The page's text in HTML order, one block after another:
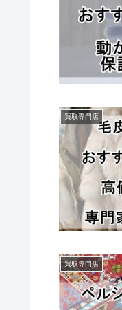
買取専門店
買取専門店